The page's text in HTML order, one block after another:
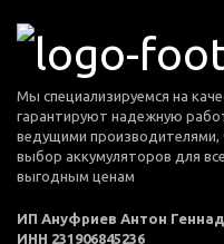
Мы специализируемся на
гарантируют надежную
ведущими
выбор аккумуляторов для
выгодным ценам
ИП Ануфриев Антон
ИНН 231906845236